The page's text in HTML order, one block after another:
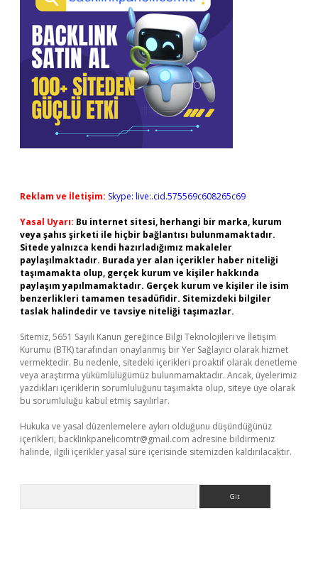
Reklam ve İletişim: Skype: live:.cid.575569c608265c69
Yasal Uyarı: Bu internet sitesi, herhangi bir marka, kurum
veya şahıs şirketi ile hiçbir bağlantısı bulunmamaktadır.
Sitede yalnızca kendi hazırladığımız makaleler
paylaşılmaktadır. Burada yer alan içerikler haber niteliği
taşımamakta olup, gerçek kurum ve kişiler hakkında
paylaşım yapılmamaktadır. Gerçek kurum ve kişiler ile isim
benzerlikleri tamamen tesadüfidir. Sitemizdeki bilgiler
taslak halindedir ve tavsiye niteliği taşımazlar.
Sitemiz, 5651 Sayılı Kanun gereğince Bilgi Teknolojileri ve İletişim
Kurumu (BTK) tarafından onaylanmış bir Yer Sağlayıcı olarak hizmet
vermektedir. Bu nedenle, sitedeki içerikleri proaktif olarak denetleme
veya araştırma yükümlülüğümüz bulunmamaktadır. Ancak, üyelerimiz
yazdıkları içeriklerin sorumluluğunu taşımakta olup, siteye üye olarak
bu sorumluluğu kabul etmiş sayılırlar.
Hukuka ve yasal düzenlemelere aykırı olduğunu düşündüğünüz
içerikleri, backlinkpanelicomtr@gmail.com adresine bildirmeniz
halinde, ilgili içerikler yasal süre içerisinde sitemizden kaldırılacaktır.